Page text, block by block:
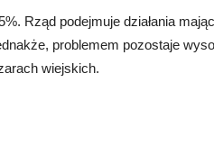
Rząd podejmuje działania
problemem pozostaje
wiejskich.